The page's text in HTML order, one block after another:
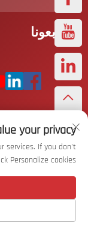
تابعونا
حقوق النشر © شركة
محفوظة سياسة
اتصل بنا
your privacy
services. If you don't
Personalize cookies.